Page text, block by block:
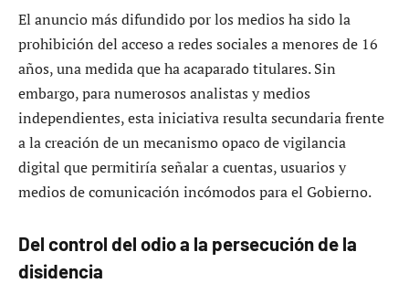
El anuncio más difundido por los medios ha sido la
prohibición del acceso a redes sociales a menores de 16
años, una medida que ha acaparado titulares. Sin
embargo, para numerosos analistas y medios
independientes, esta iniciativa resulta secundaria frente
a la creación de un mecanismo opaco de vigilancia
digital que permitiría señalar a cuentas, usuarios y
medios de comunicación incómodos para el Gobierno.
Del control del odio a la persecución de la
disidencia